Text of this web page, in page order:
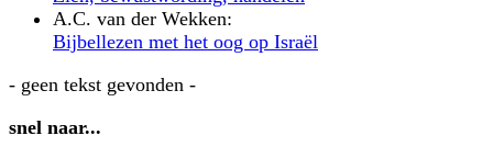
A.C. van der Wekken:
Bijbellezen met het oog op Israël
- geen tekst gevonden -
snel naar...